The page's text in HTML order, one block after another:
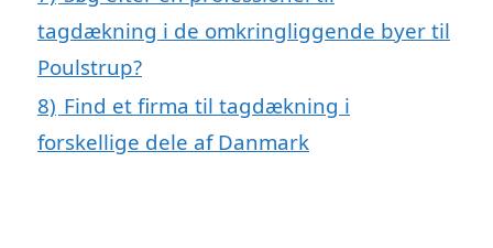
tagdækning i de omkringliggende byer til
Poulstrup?
8) Find et firma til tagdækning i
forskellige dele af Danmark